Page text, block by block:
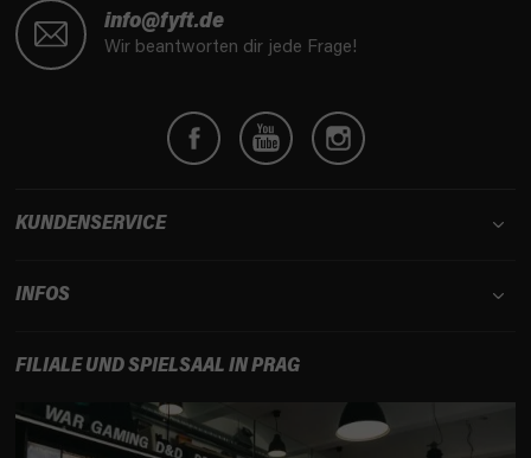
info@fyft.de
Wir beantworten dir jede Frage!
KUNDENSERVICE
INFOS
FILIALE UND SPIELSAAL IN PRAG